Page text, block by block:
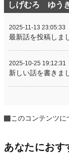
しげむろ ゆう
2025-11-13 23:05:33
最新話を投稿しま
2025-10-25 19:12:31
新しい話を書きま
このコンテンツに
あなたにおす